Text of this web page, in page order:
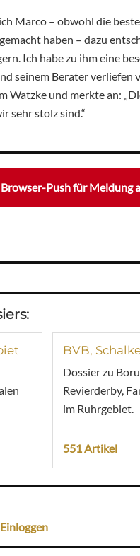
Marco – obwohl die
haben – dazu
Ich habe zu ihm eine
seinem Berater
Watzke und merkte an:
sehr stolz sind.“
Browser-Push für Meldung
BVB,
Dossier zu
Revierderby,
im Ruhrgebiet.
551 Artikel
Einloggen